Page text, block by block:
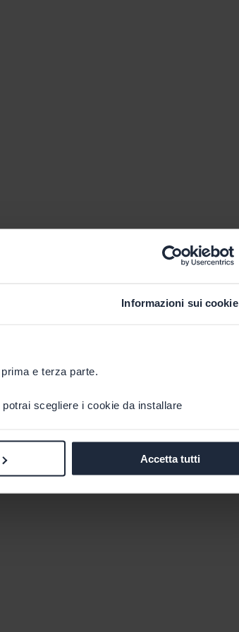
Informazioni sui cookie
e terza parte.
scegliere i cookie da installare
Accetta tutti